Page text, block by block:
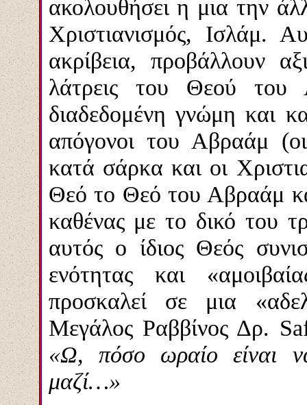
ακολουθήσει η μια την
Χριστιανισμός, Ισλάμ.
ακρίβεια, προβάλλουν
λάτρεις του Θεού του
διαδεδομένη γνώμη και
απόγονοι του Αβραάμ
κατά σάρκα και οι
Θεό το Θεό του Αβραάμ
καθένας με το δικό του
αυτός ο ίδιος Θεός
ενότητας και
προσκαλεί σε μια
Μεγάλος Ραββίνος Δρ.
«Ω, πόσο ωραίο είναι
μαζί…»